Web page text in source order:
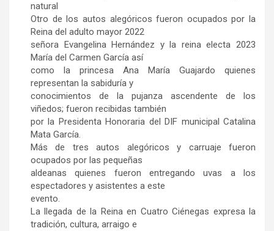
natural
Otro de los autos alegóricos fueron ocupados por la
Reina del adulto mayor 2022
señora Evangelina Hernández y la reina electa 2023
María del Carmen García así
como la princesa Ana María Guajardo quienes
representan la sabiduría y
conocimientos de la pujanza ascendente de los
viñedos; fueron recibidas también
por la Presidenta Honoraria del DIF municipal Catalina
Mata García.
Más de tres autos alegóricos y carruaje fueron
ocupados por las pequeñas
aldeanas quienes fueron entregando uvas a los
espectadores y asistentes a este
evento.
La llegada de la Reina en Cuatro Ciénegas expresa la
tradición, cultura, arraigo e